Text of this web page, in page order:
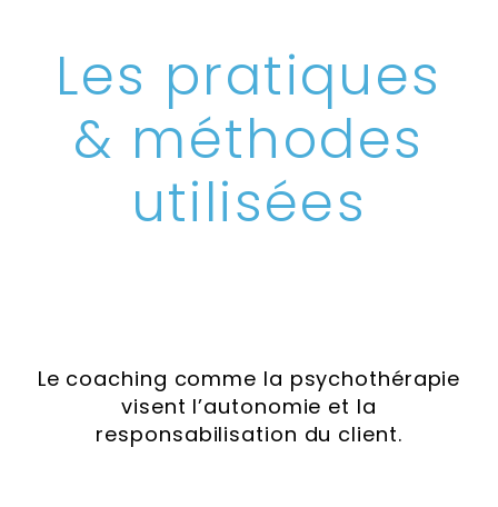
Les pratiques
& méthodes
utilisées
Le coaching comme la psychothérapie
visent l’autonomie et la
responsabilisation du client.